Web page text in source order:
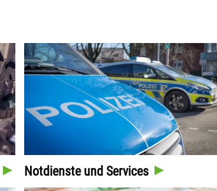
Notdienste und Services